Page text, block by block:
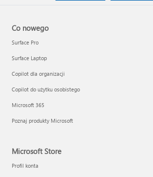
Co nowego
Surface Pro
Surface Laptop
Copilot dla organizacji
Copilot do użytku osobistego
Microsoft 365
Poznaj produkty Microsoft
Microsoft Store
Profil konta